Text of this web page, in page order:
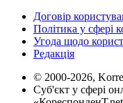
Договір
Політика у сфері
Угода щодо
Редакція
© 2000-2026,
Суб'єкт у сфері